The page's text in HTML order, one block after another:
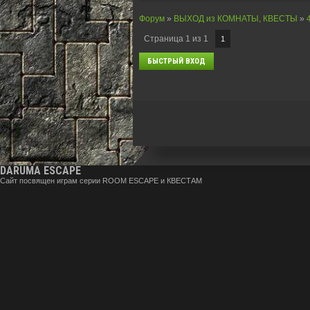
Форум » ВЫХОД из КОМНАТЫ, КВЕСТЫ »
Страница 1 из 1 1
DARUMA ESCAPE
Сайт посвящен играм серии ROOM ESCAPE и КВЕСТАМ